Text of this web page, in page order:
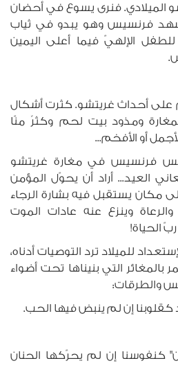
الميلادي. فنرى يسوع في أحضان
فرنسيس وهو يبدو في ثياب
الإلهيّ فيما أعلى اليمين
على أحداث غريتشو. كثرت أشكال
ومذود بيت لحم وكثرٌ منّا
أو الأفخم...
فرنسيس في مغارة غريتشو
العيد... أراد أن يحوّل المؤمن
مكان يستقبل فيه بشارة الرجاء
وينزع عنه عادات الموت
الحياة!
للميلاد ترد التوصيات أدناه،
التي بنيناها تحت أضواء
والطرقات:
إن لم ينبض فيها الحب.
إن لم يحرّكها الحنان